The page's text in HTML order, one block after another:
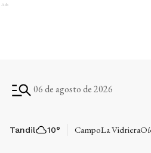
Ads
06 de agosto de 2026
Tandil 10° CampoLa Vidriera